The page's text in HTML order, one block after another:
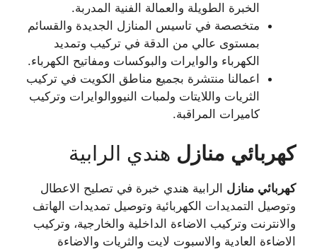
الخبرة الطويلة والعمالة الفنية المدربة.
متخصصة في تاسيس المنازل الجديدة والقسائم
بمستوى عالي من الدقة في تركيب وتمديد
الكهرباء والوايرات والبوكسات ومفاتيح الكهرباء.
اعمالنا منتشرة بجميع مناطق الكويت في تركيب
الثريات واللايتات ولمبات النيووالوايرات وتركيب
كاميرات المراقبة.
كهربائي منازل هندي الرابية
كهربائي منازل الرابية هندي خبرة في تصليح الاعطال
وتوصيل التمديدات الكهربائية وتوصيل تمديدات الهاتف
والانترنت وتركيب الاضاءة الداخلية والخارجية، وتركيب
الاضاءة العادية والاسبوت لايت والثريات والاضاءة